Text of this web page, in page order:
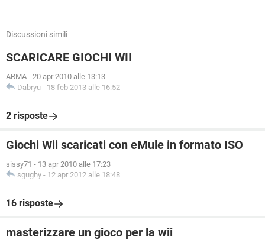
Discussioni simili
SCARICARE GIOCHI WII
ARMA - 20 apr 2010 alle 13:13
Dabryu - 18 feb 2013 alle 16:52
2 risposte
Giochi Wii scaricati con eMule in formato ISO
sissy71 - 13 apr 2010 alle 17:23
sgughy - 12 apr 2012 alle 18:48
16 risposte
masterizzare un gioco per la wii